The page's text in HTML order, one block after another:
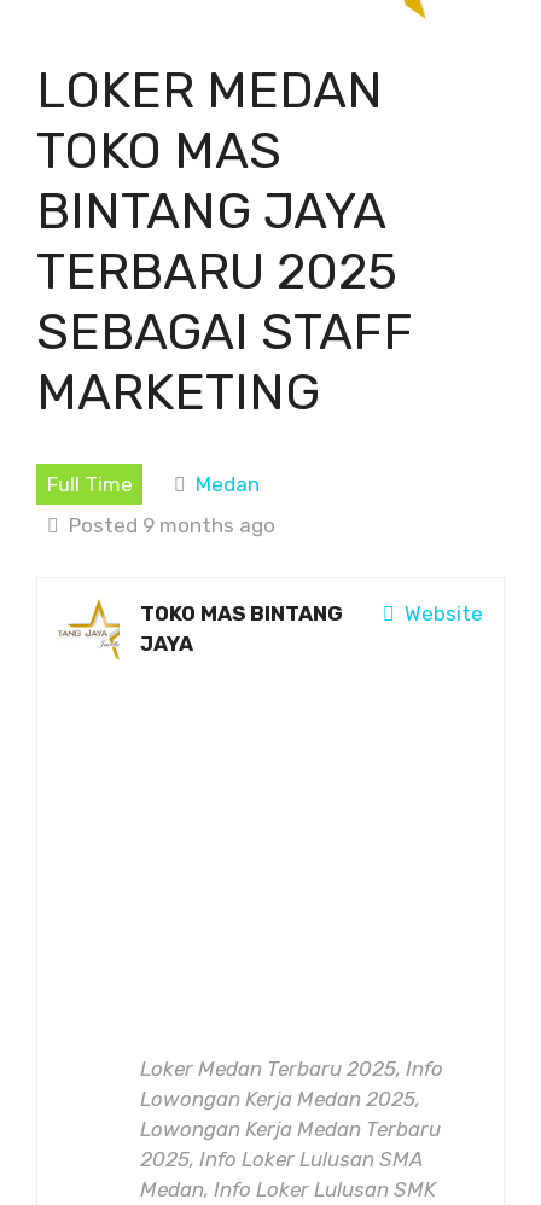
LOKER MEDAN
TOKO MAS
BINTANG JAYA
TERBARU 2025
SEBAGAI STAFF
MARKETING
Full Time
Medan
Posted 9 months ago
Website
TOKO MAS BINTANG
JAYA
Loker Medan Terbaru 2025, Info
Lowongan Kerja Medan 2025,
Lowongan Kerja Medan Terbaru
2025, Info Loker Lulusan SMA
Medan, Info Loker Lulusan SMK